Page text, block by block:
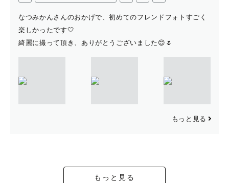
なつみかんさんのおかげで、初めてのフレンドフォトすごく
楽しかったです🤍
綺麗に撮って頂き、ありがとうございました😊🌷
もっと見る
もっと見る